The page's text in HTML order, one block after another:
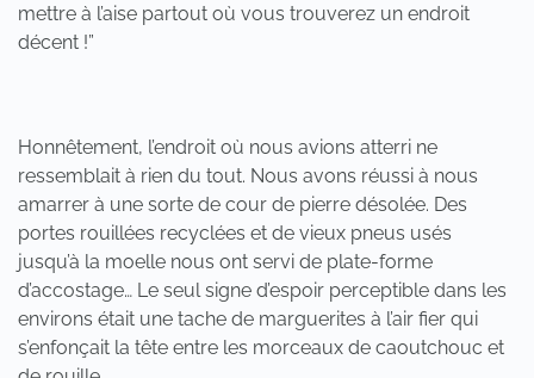
mettre à l’aise partout où vous trouverez un endroit
décent !”
Honnêtement, l’endroit où nous avions atterri ne
ressemblait à rien du tout. Nous avons réussi à nous
amarrer à une sorte de cour de pierre désolée. Des
portes rouillées recyclées et de vieux pneus usés
jusqu’à la moelle nous ont servi de plate-forme
d’accostage… Le seul signe d’espoir perceptible dans les
environs était une tache de marguerites à l’air fier qui
s’enfonçait la tête entre les morceaux de caoutchouc et